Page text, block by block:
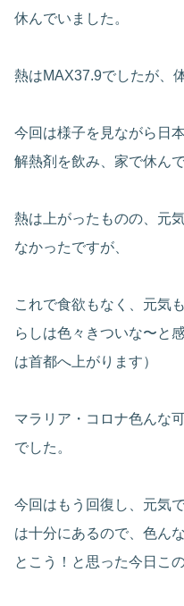
休んでいました。
熱はMAX37.9でしたが、
今回は様子を見ながら日
解熱剤を飲み、家で休ん
熱は上がったものの、元
なかったですが、
これで食欲もなく、元気
らしは色々きついな〜と
は首都へ上がります）
マラリア・コロナ色んな
でした。
今回はもう回復し、元気
は十分にあるので、色ん
とこう！と思った今日こ